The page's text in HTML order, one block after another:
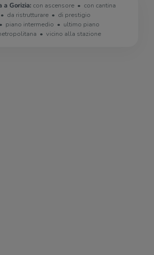
a Gorizia: con ascensore
con cantina
da ristrutturare
di prestigio
piano intermedio
ultimo piano
vicino alla stazione